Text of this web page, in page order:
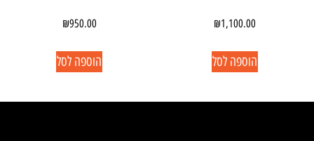
₪1,100.00
הוספה לסל
₪950.00
הוספה לסל